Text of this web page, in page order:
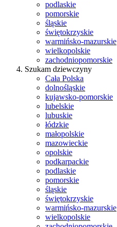
podlaskie
pomorskie
śląskie
świętokrzyskie
warmińsko-mazurskie
wielkopolskie
zachodniopomorskie
Szukam dziewczyny
Cała Polska
dolnośląskie
kujawsko-pomorskie
lubelskie
lubuskie
łódzkie
małopolskie
mazowieckie
opolskie
podkarpackie
podlaskie
pomorskie
śląskie
świętokrzyskie
warmińsko-mazurskie
wielkopolskie